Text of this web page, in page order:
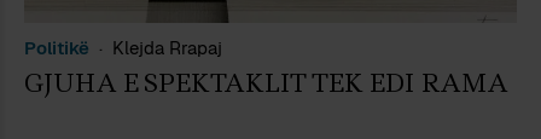
Politikë Klejda Rrapaj
GJUHA E SPEKTAKLIT TEK EDI RAMA